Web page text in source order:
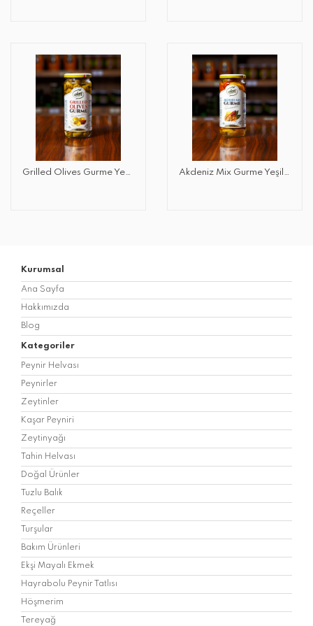
Grilled Olives Gurme Yeşil Zeytin 450 GR Akdeniz Mix Gurme Yeşil Zeytin 450 GR
Kurumsal
Ana Sayfa
Hakkımızda
Blog
Kategoriler
Peynir Helvası
Peynirler
Zeytinler
Kaşar Peyniri
Zeytinyağı
Tahin Helvası
Doğal Ürünler
Tuzlu Balık
Reçeller
Turşular
Bakım Ürünleri
Ekşi Mayalı Ekmek
Hayrabolu Peynir Tatlısı
Höşmerim
Tereyağ